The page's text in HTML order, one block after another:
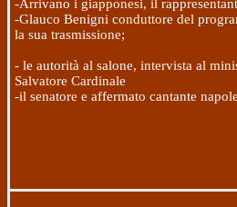
-Arrivano i giapponesi, il
-Glauco Benigni conduttore del
la sua trasmissione;
- le autorità al salone, intervista al
Salvatore Cardinale
-il senatore e affermato cantante